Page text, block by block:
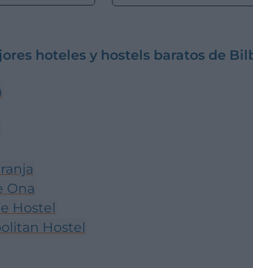
hoteles y hostels baratos de
Ona
Hostel
Hostel